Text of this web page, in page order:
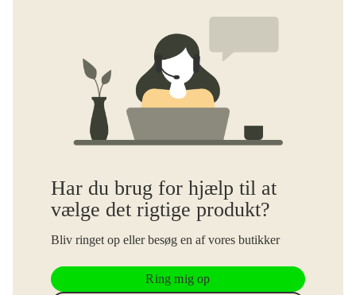
Har du brug for hjælp til at
vælge det rigtige produkt?
Bliv ringet op eller besøg en af vores butikker
Ring mig op